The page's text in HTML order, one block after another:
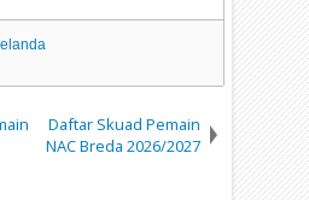
Daftar Skuad Pemain
NAC Breda 2026/2027